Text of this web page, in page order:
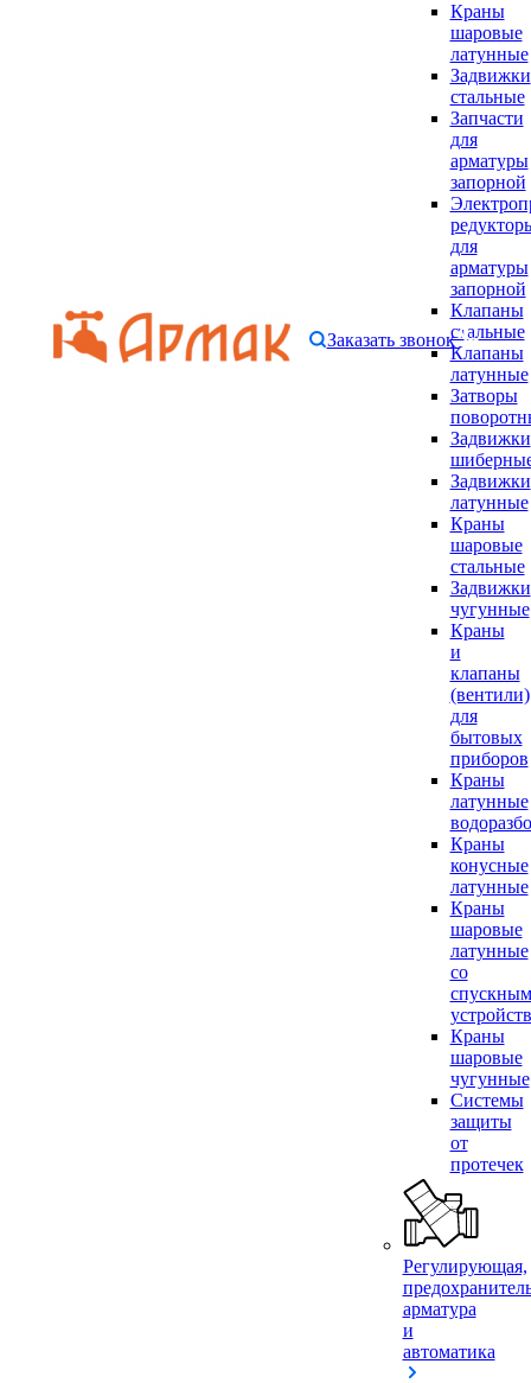
Краны
шаровые
латунные
Задвижки
стальные
Запчасти
для
арматуры
запорной
для
арматуры
запорной
Клапаны
стальные
Клапаны
латунные
Затворы
Задвижки
Задвижки
латунные
Краны
шаровые
стальные
Задвижки
чугунные
Краны
и
клапаны
(вентили)
для
бытовых
приборов
Краны
латунные
Краны
конусные
латунные
Краны
шаровые
латунные
со
спускным
Краны
шаровые
чугунные
Системы
защиты
от
протечек
Регулирующая,
арматура
и
автоматика
Заказать звонок